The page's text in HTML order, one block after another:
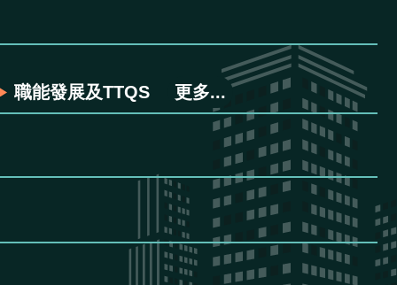
職能發展及TTQS 更多...